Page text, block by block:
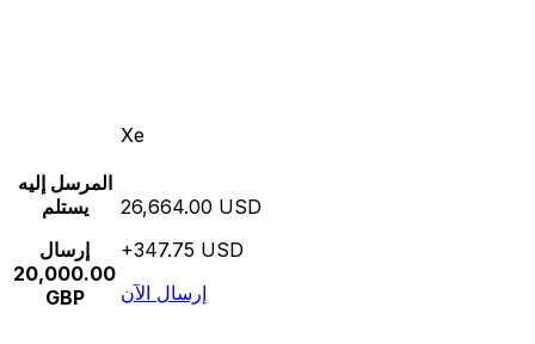
Xe
المرسل إليه
يستلم
إرسال
20,000.00
GBP
26,664.00 USD
+347.75 USD
إرسال الآن